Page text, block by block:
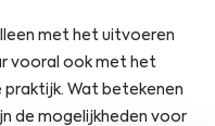
met het uitvoeren
vooral ook met het
Wat betekenen
de mogelijkheden voor